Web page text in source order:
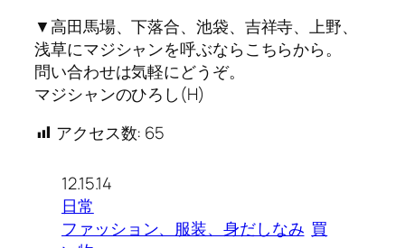
▼高田馬場、下落合、池袋、吉祥寺、上野、
浅草にマジシャンを呼ぶならこちらから。
問い合わせは気軽にどうぞ。
マジシャンのひろし(H)
アクセス数: 65
12.15.14
日常
ファッション、服装、身だしなみ 買